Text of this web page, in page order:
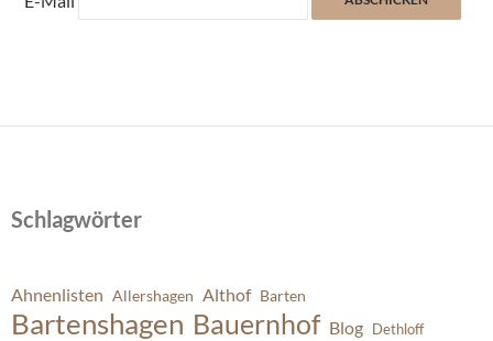
Schlagwörter
Ahnenlisten Allershagen Althof Barten
Bartenshagen Bauernhof Blog Dethloff